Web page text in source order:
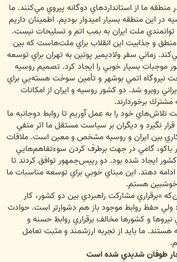
‌ما ‌از ‌استانداردهاي ‌دوگانه ‌پيروي ‌مي‌كنند. ‌ما
‌در ‌اين ‌منطقه بسيار ‌اميدوار ‌بوديم. ‌اطمينان ‌داريم
‌ملت ‌ايران ‌به ‌بمب ‌اتم ‌و تسليحات ‌نيست.
‌منطق ‌و ‌جذابيت ‌اين ‌انقلاب ‌براي ‌ملت‌هاست ‌كه ‌بين
‌زماني ‌سفر ‌ولاديمير ‌پوتين ‌به ‌تهران ‌براي ‌توسعه
‌موجبات ‌بسيار ‌خوبي را ‌ايجاد ‌كرد. تصميم ‌روسيه
‌نيروگاه ‌اتمي ‌بوشهر ‌و ‌تأمين ‌سوخت ‌هسته‌يي ‌براي
‌روبرو ‌شد. ‌دو ‌كشور ‌روسيه ‌و ‌ايران ‌از ‌امكانات
‌برخوردارند.
‌تلاش‌هاي ‌خود ‌را ‌به ‌عمل ‌آوريم ‌تا ‌روابط ‌دوجانبه ‌ما
‌نگيرد ‌و ديگران ‌بر ‌سياست ‌مستقل ‌ما ‌اثر ‌منفي
‌بين ‌ايران ‌و ‌روسيه ‌مشخص ‌و ‌معين ‌است. ‌ملاقات
‌باكو، ‌گامي ‌در ‌جهت ‌برطرف ‌كردن ‌سوء‌تفاهم‌هايي
ايجاد ‌شده ‌بود. ‌دو ‌رييس‌جمهور ‌توافق كردند ‌تا
‌دهند. ‌اين ‌مبناي ‌خوبي ‌براي ‌توسعه ‌مناسبات ‌ما
‌هستم.
«برقراري ‌مشاركت ‌راهبردي ‌بين ‌دو ‌كشور، ‌كار
‌ولي ‌حفظ ‌روابط ‌موجود ‌باز ‌هم ‌دشوارتر ‌است. ‌حوادث
‌و ‌كشورها ‌مخالف ‌برقراري ‌روابط ‌حسنه ‌و
‌هستند. ‌ما ‌بايد ‌از ‌تجربه ‌ارزشمند و ‌مثبت ‌تعامل
‌طوفان ‌شديدي ‌شده ‌است